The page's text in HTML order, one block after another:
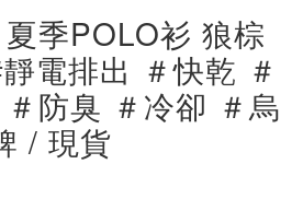
夏季POLO衫 狼棕
電排出 ＃快乾 ＃
防臭 ＃冷卻 ＃烏
/ 現貨